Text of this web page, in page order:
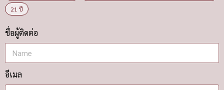
21 ปี
ชื่อผู้ติดต่อ
อีเมล